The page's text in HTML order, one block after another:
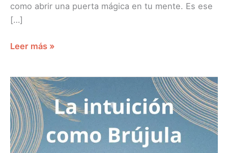
como abrir una puerta mágica en tu mente. Es ese
[…]
Leer más »
LA
INTUICIÓN
COMO
BRÚJULA
FLORA